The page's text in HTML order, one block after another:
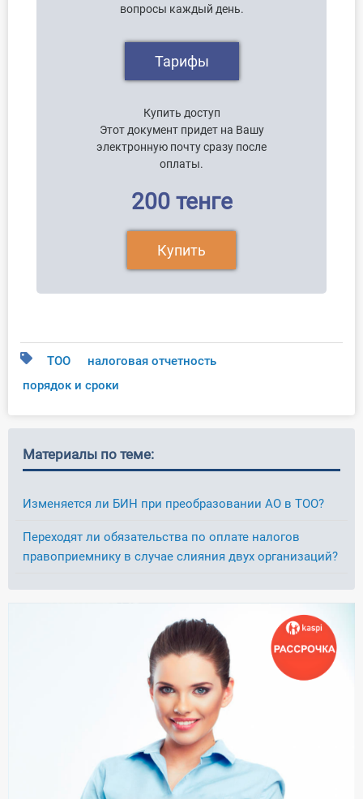
вопросы каждый день.
Тарифы
Купить доступ
Этот документ придет на Вашу
электронную почту сразу после
оплаты.
200 тенге
Купить
ТОО
налоговая отчетность
порядок и сроки
Материалы по теме:
Изменяется ли БИН при преобразовании АО в ТОО?
Переходят ли обязательства по оплате налогов
правоприемнику в случае слияния двух организаций?